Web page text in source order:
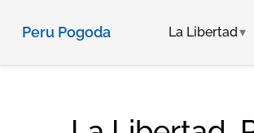
Peru Pogoda La Libertad